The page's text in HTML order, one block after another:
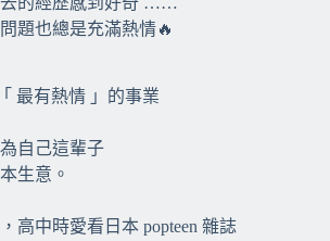
題也總是充滿熱情🔥
最有熱情 」的事業
自己這輩子
生意。
高中時愛看日本 popteen 雜誌